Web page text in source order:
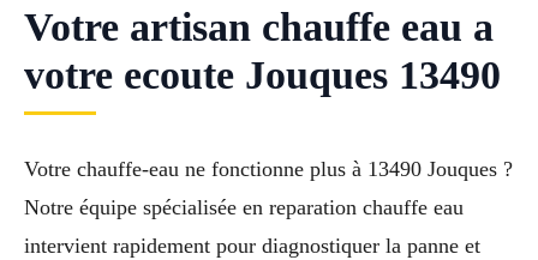
Votre artisan chauffe eau a
votre ecoute Jouques 13490
Votre chauffe-eau ne fonctionne plus à 13490 Jouques ?
Notre équipe spécialisée en reparation chauffe eau
intervient rapidement pour diagnostiquer la panne et